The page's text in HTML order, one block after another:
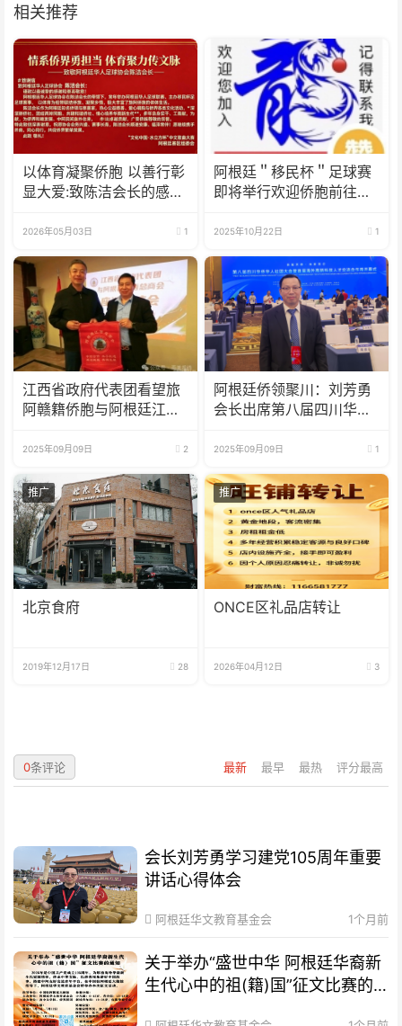
相关推荐
以体育凝聚侨胞 以善行彰
显大爱:致陈洁会长的感谢
2026年05月03日 1
阿根廷＂移民杯＂足球赛
即将举行欢迎侨胞前往观
2025年10月22日 1
江西省政府代表团看望旅
阿赣籍侨胞与阿根廷江西
2025年09月09日 2
阿根廷侨领聚川：刘芳勇
会长出席第八届四川华侨
2025年09月09日 1
推广
北京食府
2019年12月17日 28
推广
ONCE区礼品店转让
2026年04月12日 3
最新 最早 最热 评分最高
0条评论
会长刘芳勇学习建党105周年重要
讲话心得体会
阿根廷华文教育基金会 1个月前
关于举办“盛世中华 阿根廷华裔新
生代心中的祖(籍)国”征文比赛的